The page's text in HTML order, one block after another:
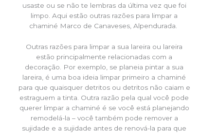
usaste ou se não te lembras da última vez que foi
limpo. Aqui estão outras razões para limpar a
chaminé Marco de Canaveses, Alpendurada.
Outras razões para limpar a sua lareira ou lareira
estão principalmente relacionadas com a
decoração. Por exemplo, se planeia pintar a sua
lareira, é uma boa ideia limpar primeiro a chaminé
para que quaisquer detritos ou detritos não caiam e
estraguem a tinta. Outra razão pela qual você pode
querer limpar a chaminé é se você está planejando
remodelá-la – você também pode remover a
sujidade e a sujidade antes de renová-la para que